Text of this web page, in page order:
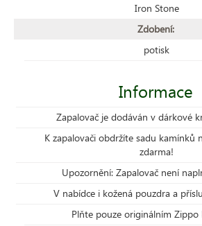
Iron Stone
Zdobení:
potisk
Informace
Zapalovač je dodáván v dárkové
K zapalovači obdržíte sadu kamínků
zdarma!
Upozornění: Zapalovač není
V nabídce i kožená pouzdra a
Plňte pouze originálním Zippo